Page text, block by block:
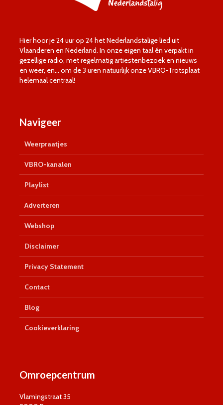
Hier hoor je 24 uur op 24 het Nederlandstalige lied uit
Vlaanderen en Nederland. In onze eigen taal én verpakt in
gezellige radio, met regelmatig artiestenbezoek en nieuws
en weer, en… om de 3 uren natuurlijk onze VBRO-Trotsplaat
helemaal centraal!
Navigeer
Weerpraatjes
VBRO-kanalen
Playlist
Adverteren
Webshop
Disclaimer
Privacy Statement
Contact
Blog
Cookieverklaring
Omroepcentrum
Vlamingstraat 35